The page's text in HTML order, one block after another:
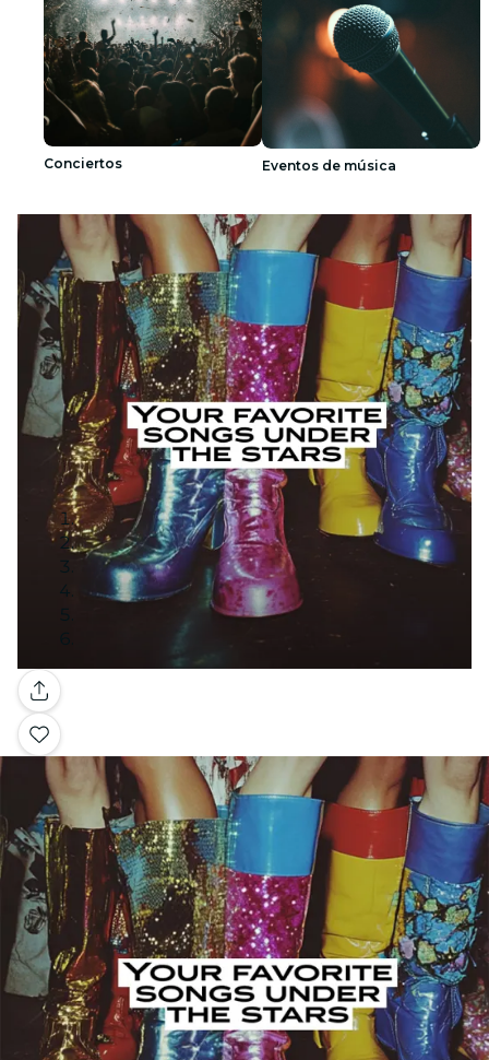
Conciertos Eventos de música
Galería